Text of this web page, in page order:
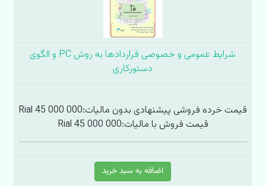
شرایط عمومی و خصوصی قراردادها به روش PC و الگوی
دستورکاری
قیمت خرده فروشی پیشنهادی بدون مالیات:Rial 45 000 000
قیمت فروش با مالیات:Rial 45 000 000
اضافه به سبد خرید